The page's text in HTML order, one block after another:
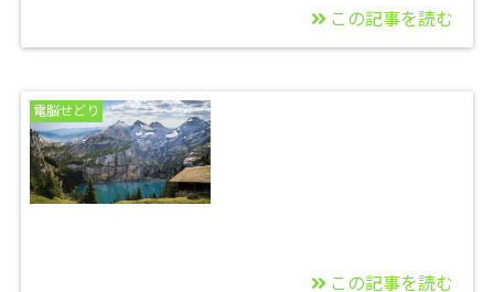
を見る方法
この記事を読む
電脳せどり
この記事を読む